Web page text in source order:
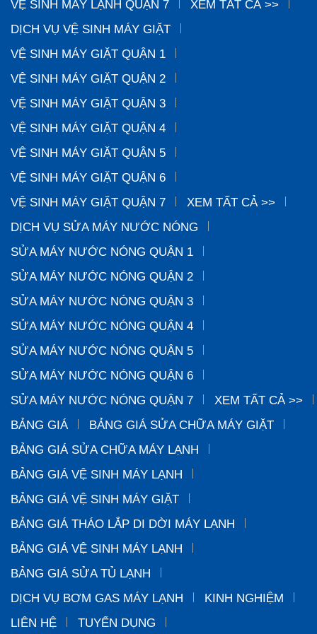
VỆ SINH MÁY LẠNH QUẬN 7
XEM TẤT CẢ >>
DỊCH VỤ VỆ SINH MÁY GIẶT
VỆ SINH MÁY GIẶT QUẬN 1
VỆ SINH MÁY GIẶT QUẬN 2
VỆ SINH MÁY GIẶT QUẬN 3
VỆ SINH MÁY GIẶT QUẬN 4
VỆ SINH MÁY GIẶT QUẬN 5
VỆ SINH MÁY GIẶT QUẬN 6
VỆ SINH MÁY GIẶT QUẬN 7
XEM TẤT CẢ >>
DỊCH VỤ SỬA MÁY NƯỚC NÓNG
SỬA MÁY NƯỚC NÓNG QUẬN 1
SỬA MÁY NƯỚC NÓNG QUẬN 2
SỬA MÁY NƯỚC NÓNG QUẬN 3
SỬA MÁY NƯỚC NÓNG QUẬN 4
SỬA MÁY NƯỚC NÓNG QUẬN 5
SỬA MÁY NƯỚC NÓNG QUẬN 6
SỬA MÁY NƯỚC NÓNG QUẬN 7
XEM TẤT CẢ >>
BẢNG GIÁ
BẢNG GIÁ SỬA CHỮA MÁY GIẶT
BẢNG GIÁ SỬA CHỮA MÁY LẠNH
BẢNG GIÁ VỆ SINH MÁY LẠNH
BẢNG GIÁ VỆ SINH MÁY GIẶT
BẢNG GIÁ THÁO LẮP DI DỜI MÁY LẠNH
BẢNG GIÁ VỆ SINH MÁY LẠNH
BẢNG GIÁ SỬA TỦ LẠNH
DỊCH VỤ BƠM GAS MÁY LẠNH
KINH NGHIỆM
LIÊN HỆ
TUYỂN DỤNG